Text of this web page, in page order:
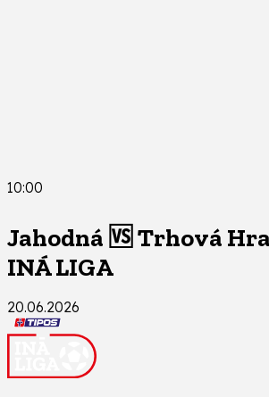
10:00
Jahodná 🆚 Trhová
INÁ LIGA
20.06.2026